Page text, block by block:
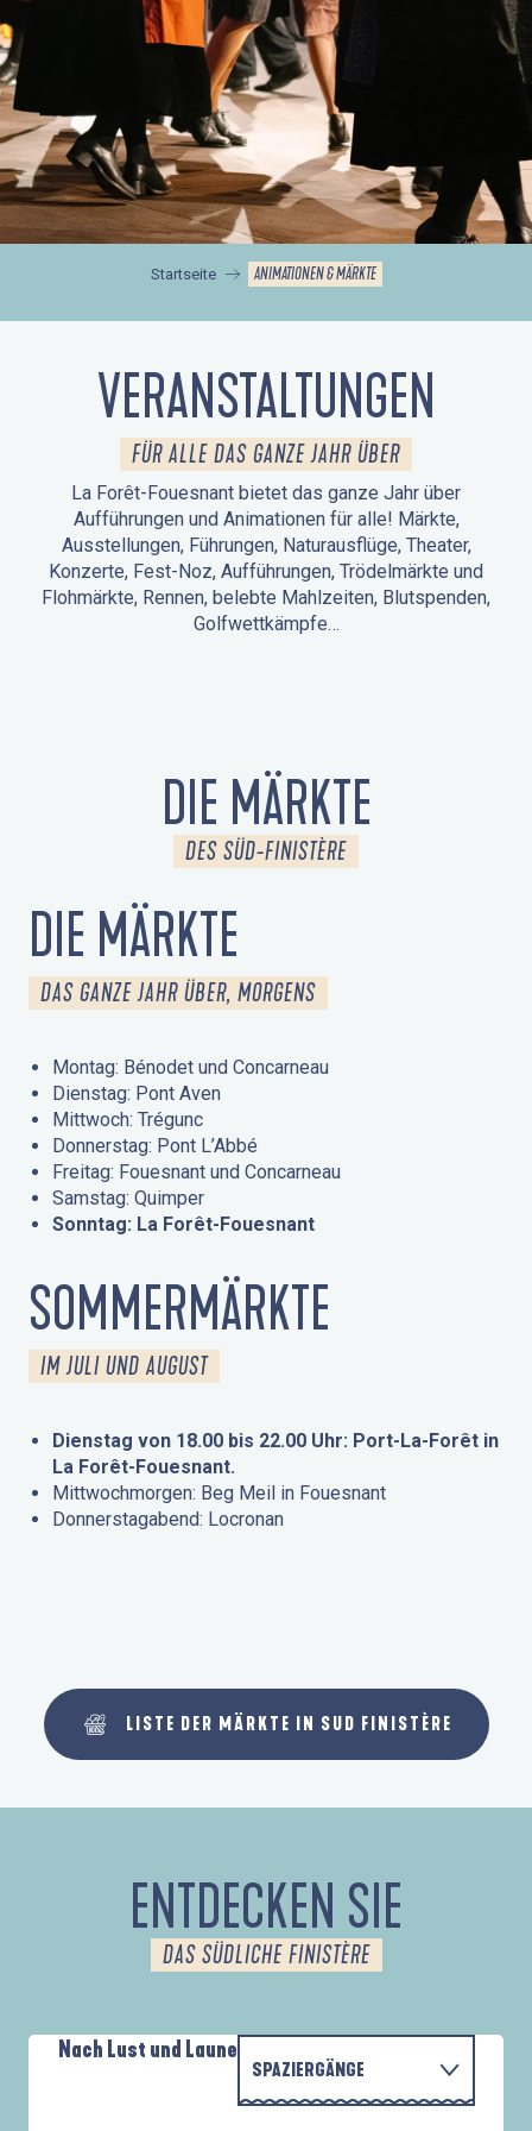
Startseite ANIMATIONEN & MÄRKTE
VERANSTALTUNGEN
FÜR ALLE DAS GANZE JAHR ÜBER
La Forêt-Fouesnant bietet das ganze Jahr über
Aufführungen und Animationen für alle! Märkte,
Ausstellungen, Führungen, Naturausflüge, Theater,
Konzerte, Fest-Noz, Aufführungen, Trödelmärkte und
Flohmärkte, Rennen, belebte Mahlzeiten, Blutspenden,
Golfwettkämpfe…
DIE MÄRKTE
DES SÜD-FINISTÈRE
DIE MÄRKTE
DAS GANZE JAHR ÜBER, MORGENS
Montag: Bénodet und Concarneau
Dienstag: Pont Aven
Mittwoch: Trégunc
Donnerstag: Pont L’Abbé
Freitag: Fouesnant und Concarneau
Samstag: Quimper
Sonntag: La Forêt-Fouesnant
SOMMERMÄRKTE
IM JULI UND AUGUST
Dienstag von 18.00 bis 22.00 Uhr: Port-La-Forêt in
La Forêt-Fouesnant.
Mittwochmorgen: Beg Meil in Fouesnant
Donnerstagabend: Locronan
LISTE DER MÄRKTE IN SUD FINISTÈRE
ENTDECKEN SIE
DAS SÜDLICHE FINISTÈRE
Nach Lust und Laune
SPAZIERGÄNGE